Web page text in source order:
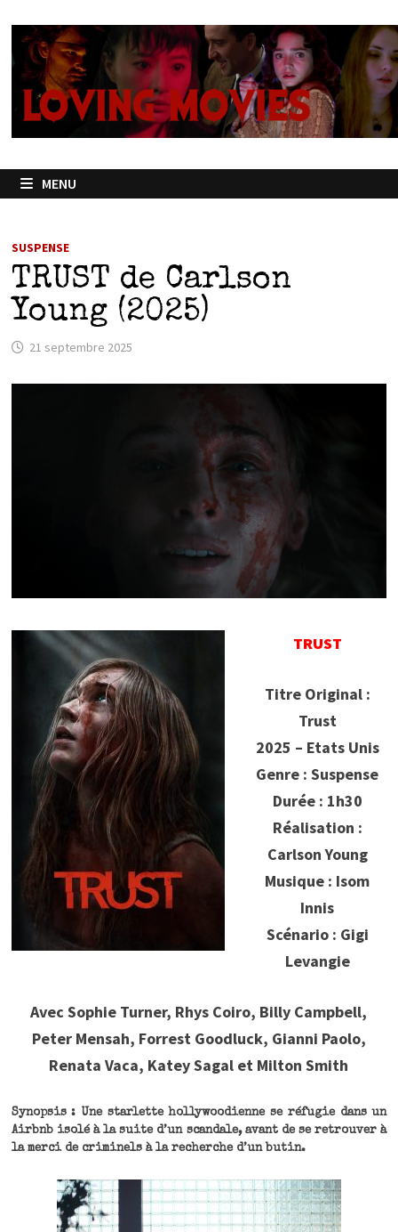
contenu
MENU
SUSPENSE
TRUST de Carlson
Young (2025)
21 septembre 2025
TRUST
Titre Original :
Trust
2025 – Etats Unis
Genre : Suspense
Durée : 1h30
Réalisation :
Carlson Young
Musique : Isom
Innis
Scénario : Gigi
Levangie
Avec Sophie Turner, Rhys Coiro, Billy Campbell,
Peter Mensah, Forrest Goodluck, Gianni Paolo,
Renata Vaca, Katey Sagal et Milton Smith
Synopsis : Une starlette hollywoodienne se réfugie dans un
Airbnb isolé à la suite d’un scandale, avant de se retrouver à
la merci de criminels à la recherche d’un butin.